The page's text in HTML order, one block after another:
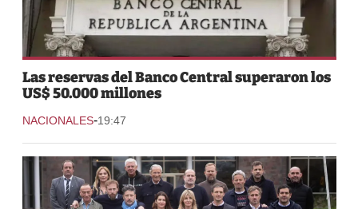
Las reservas del Banco Central superaron los
US$ 50.000 millones
NACIONALES-19:47